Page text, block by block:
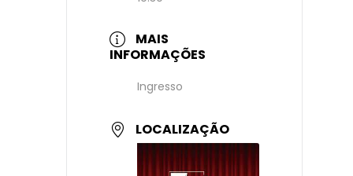
MAIS
INFORMAÇÕES
Ingresso
LOCALIZAÇÃO